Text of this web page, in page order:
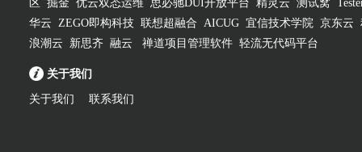
区
掘金 优云双态运维 思必驰DUI开放平台 精灵云 测试窝
华云 ZEGO即构科技 联想超融合 AICUG 宜信技术学院 京东云
浪潮云
新思齐 融云 禅道项目管理软件 轻流无代码平台
关于我们
关于我们 联系我们